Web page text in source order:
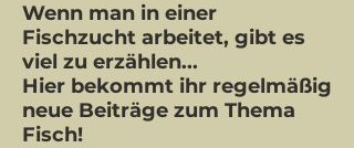
Wenn man in einer
Fischzucht arbeitet, gibt es
viel zu erzählen...
Hier bekommt ihr regelmäßig
neue Beiträge zum Thema
Fisch!